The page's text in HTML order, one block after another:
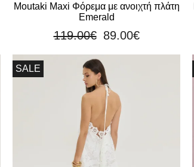
Moutaki Maxi Φόρεμα με ανοιχτή πλάτη
Emerald
119.00€ 89.00€
SALE